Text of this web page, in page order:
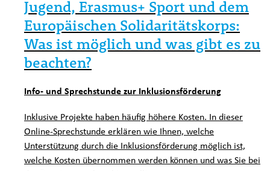
Jugend, Erasmus+ Sport und dem
Europäischen Solidaritätskorps:
Was ist möglich und was gibt es zu
beachten?
Info- und Sprechstunde zur Inklusionsförderung
Inklusive Projekte haben häufig höhere Kosten. In dieser
Online-Sprechstunde erklären wie Ihnen, welche
Unterstützung durch die Inklusionsförderung möglich ist,
welche Kosten übernommen werden können und was Sie bei